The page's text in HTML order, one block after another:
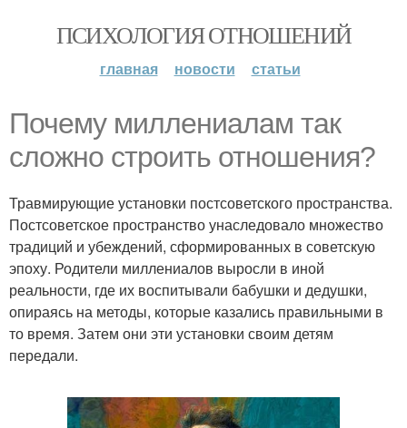
ПСИХОЛОГИЯ ОТНОШЕНИЙ
главная новости статьи
Почему миллениалам так
сложно строить отношения?
Травмирующие установки постсоветского пространства.
Постсоветское пространство унаследовало множество
традиций и убеждений, сформированных в советскую
эпоху. Родители миллениалов выросли в иной
реальности, где их воспитывали бабушки и дедушки,
опираясь на методы, которые казались правильными в
то время. Затем они эти установки своим детям
передали.